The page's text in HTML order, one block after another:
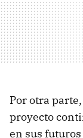
Por otra
proyecto
en sus futuros